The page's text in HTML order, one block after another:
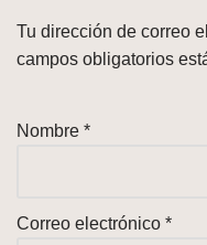
Tu dirección de correo
campos obligatorios
Nombre *
Correo electrónico *